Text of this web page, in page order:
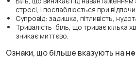
стресі, і послаблюється при
Супровід: задишка, пітливість,
Тривалість: біль, що триває кілька
зникає миттєво.
Ознаки, що більше вказують на